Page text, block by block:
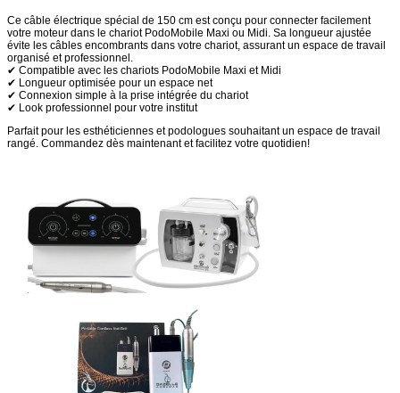
Ce câble électrique spécial de 150 cm est conçu pour connecter facilement
votre moteur dans le chariot PodoMobile Maxi ou Midi. Sa longueur ajustée
évite les câbles encombrants dans votre chariot, assurant un espace de travail
organisé et professionnel.
✔ Compatible avec les chariots PodoMobile Maxi et Midi
✔ Longueur optimisée pour un espace net
✔ Connexion simple à la prise intégrée du chariot
✔ Look professionnel pour votre institut
Parfait pour les esthéticiennes et podologues souhaitant un espace de travail
rangé. Commandez dès maintenant et facilitez votre quotidien!